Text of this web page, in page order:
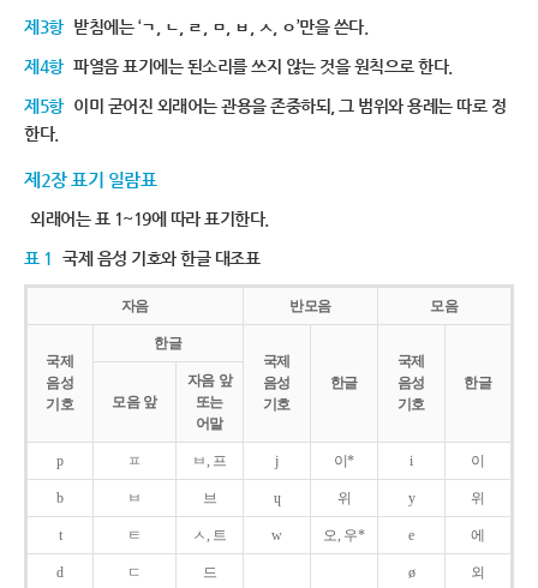
제3항 받침에는 ‘ㄱ, ㄴ, ㄹ, ㅁ, ㅂ, ㅅ, ㅇ’만을 쓴다.
제4항 파열음 표기에는 된소리를 쓰지 않는 것을 원칙으로 한다.
제5항 이미 굳어진 외래어는 관용을 존중하되, 그 범위와 용례는 따로 정
한다.
제2장 표기 일람표
외래어는 표 1~19에 따라 표기한다.
표 1 국제 음성 기호와 한글 대조표
자음 반모음 모음
국제
음성
기호
한글
국제
음성
기호
한글
국제
음성
기호
한글
모음 앞
자음 앞
또는
어말
p ㅍ ㅂ, 프 j 이* i 이
b ㅂ 브 ɥ 위 y 위
t ㅌ ㅅ, 트 w 오, 우* e 에
d ㄷ 드 ø 외